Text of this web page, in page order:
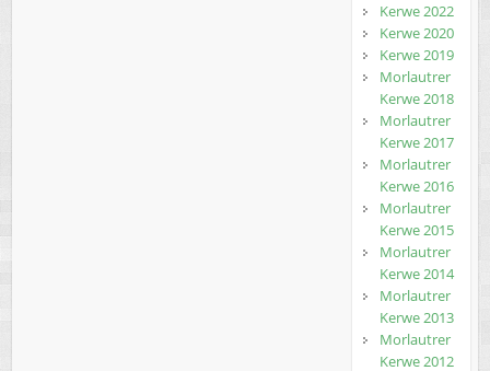
Kerwe 2022
Kerwe 2020
Kerwe 2019
Morlautrer
Kerwe 2018
Morlautrer
Kerwe 2017
Morlautrer
Kerwe 2016
Morlautrer
Kerwe 2015
Morlautrer
Kerwe 2014
Morlautrer
Kerwe 2013
Morlautrer
Kerwe 2012